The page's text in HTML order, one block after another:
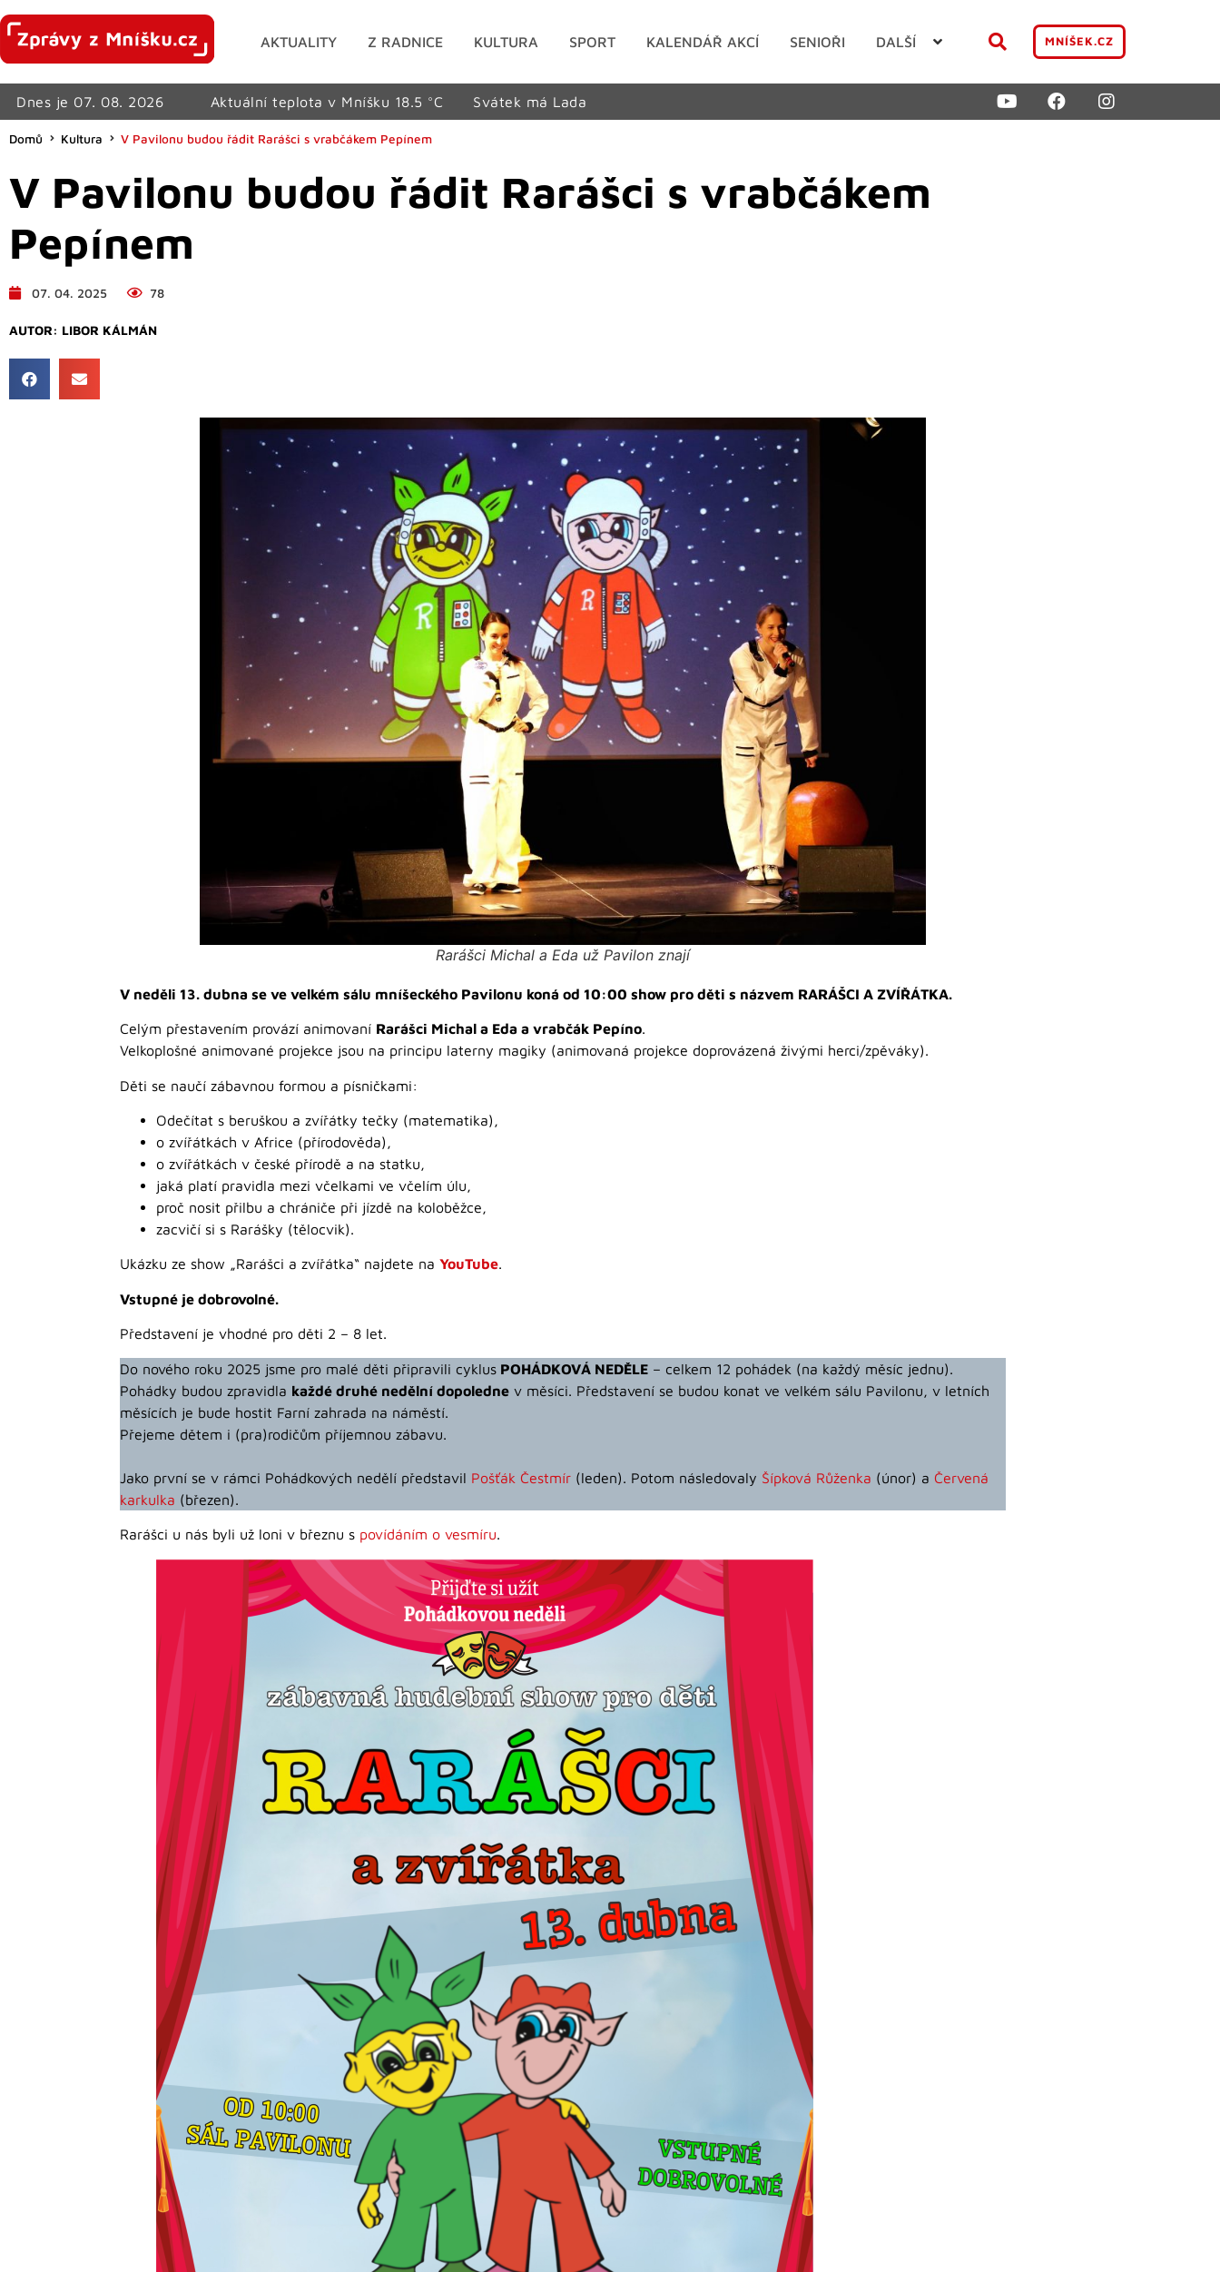
AKTUALITY Z RADNICE KULTURA SPORT KALENDÁŘ AKCÍ SENIOŘI DALŠÍ MNÍŠEK.CZ
Dnes je 07. 08. 2026 Aktuální teplota v Mníšku 18.5 °C Svátek má Lada
Domů Kultura V Pavilonu budou řádit Rarášci s vrabčákem Pepínem
V Pavilonu budou řádit Rarášci s vrabčákem
Pepínem
07. 04. 2025 78
AUTOR: LIBOR KÁLMÁN
Rarášci Michal a Eda už Pavilon znají
V neděli 13. dubna se ve velkém sálu mníšeckého Pavilonu koná od 10:00 show pro děti s názvem RARÁŠCI A ZVÍŘÁTKA.
Celým přestavením provází animovaní Rarášci Michal a Eda a vrabčák Pepíno.
Velkoplošné animované projekce jsou na principu laterny magiky (animovaná projekce doprovázená živými herci/zpěváky).
Děti se naučí zábavnou formou a písničkami:
Odečítat s beruškou a zvířátky tečky (matematika),
o zvířátkách v Africe (přírodověda),
o zvířátkách v české přírodě a na statku,
jaká platí pravidla mezi včelkami ve včelím úlu,
proč nosit přilbu a chrániče při jízdě na koloběžce,
zacvičí si s Rarášky (tělocvik).
Ukázku ze show „Rarášci a zvířátka“ najdete na YouTube.
Vstupné je dobrovolné.
Představení je vhodné pro děti 2 – 8 let.
Do nového roku 2025 jsme pro malé děti připravili cyklus POHÁDKOVÁ NEDĚLE – celkem 12 pohádek (na každý měsíc jednu).
Pohádky budou zpravidla každé druhé nedělní dopoledne v měsíci. Představení se budou konat ve velkém sálu Pavilonu, v letních
měsících je bude hostit Farní zahrada na náměstí.
Přejeme dětem i (pra)rodičům příjemnou zábavu.
Jako první se v rámci Pohádkových nedělí představil Pošťák Čestmír (leden). Potom následovaly Šípková Růženka (únor) a Červená
karkulka (březen).
Rarášci u nás byli už loni v březnu s povídáním o vesmíru.